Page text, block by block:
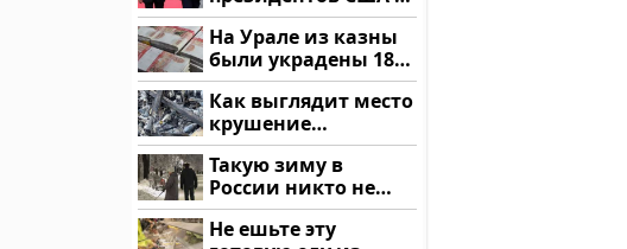
России: Европа?
На Урале из казны
были украдены 18
миллионов рублей
Как выглядит место
крушение
вертолета на
Кавказе: смотреть
Такую зиму в
России никто не
ждал: как так?!
Не ешьте эту